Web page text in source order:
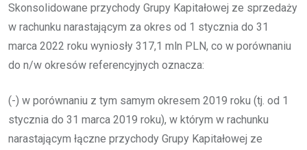
Skonsolidowane przychody Grupy Kapitałowej ze sprzedaży
w rachunku narastającym za okres od 1 stycznia do 31
marca 2022 roku wyniosły 317,1 mln PLN, co w porównaniu
do n/w okresów referencyjnych oznacza:
(-) w porównaniu z tym samym okresem 2019 roku (tj. od 1
stycznia do 31 marca 2019 roku), w którym w rachunku
narastającym łączne przychody Grupy Kapitałowej ze